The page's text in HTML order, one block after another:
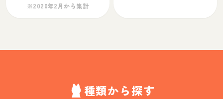
※2020年2月から集計
種類から探す